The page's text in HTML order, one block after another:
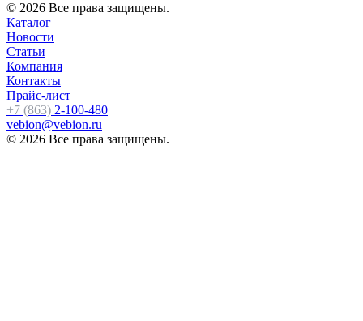
© 2026 Все права защищены.
Каталог
Новости
Статьи
Компания
Контакты
Прайс-лист
+7 (863) 2-100-480
vebion@vebion.ru
© 2026 Все права защищены.